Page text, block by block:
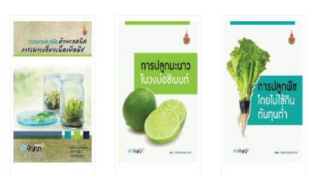
GMP)
กานต์ วงปินตา
การ